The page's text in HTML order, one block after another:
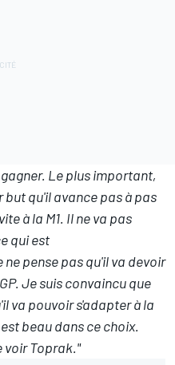
Le plus important,
qu'il avance pas à pas
à la M1. Il ne va pas
qui est
ne pense pas qu'il va devoir
Je suis convaincu que
va pouvoir s'adapter à la
beau dans ce choix.
voir Toprak."